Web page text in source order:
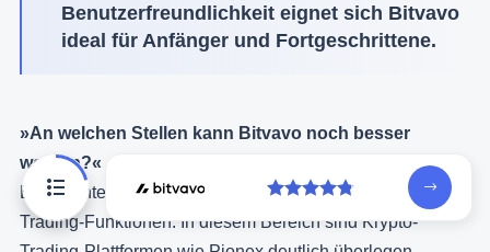
Benutzerfreundlichkeit eignet sich Bitvavo
ideal für Anfänger und Fortgeschrittene.
»An welchen Stellen kann Bitvavo noch besser
werden?«
Ein Nachteil von Bitvavo sind die eingeschränkten
Trading-Funktionen. In diesem Bereich sind Krypto-